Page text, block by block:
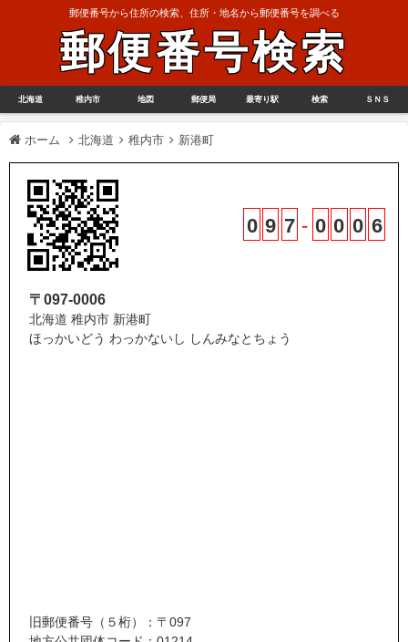
郵便番号から住所の検索、住所・地名から郵便番号を調べる
郵便番号検索
北海道 稚内市 地図 郵便局 最寄り駅 検索 ＳＮＳ
ホーム 北海道 稚内市 新港町
0 9 7 - 0 0 0 6
〒097-0006
北海道 稚内市 新港町
ほっかいどう わっかないし しんみなとちょう
旧郵便番号（５桁）：〒097